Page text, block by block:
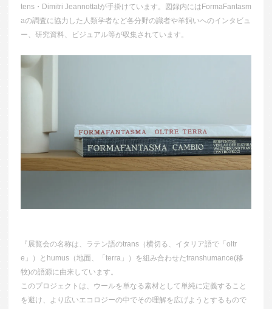
tens・Dimitri Jeannottatが手掛けています。図録内にはFormaFantasm
aの調査に協力した人類学者など各分野の識者や羊飼いへのインタビュ
ー、研究資料、ビジュアル等が収集されています。
『展覧会の名称は、ラテン語のtrans（横切る、イタリア語で「oltr
e」）とhumus（地面、「terra」）を組み合わせたtranshumance(移
牧)の語源に由来しています。
このプロジェクトは、ウールを単なる素材として単純に定義すること
を避け、より広いエコロジーの中でその理解を広げようとするもので